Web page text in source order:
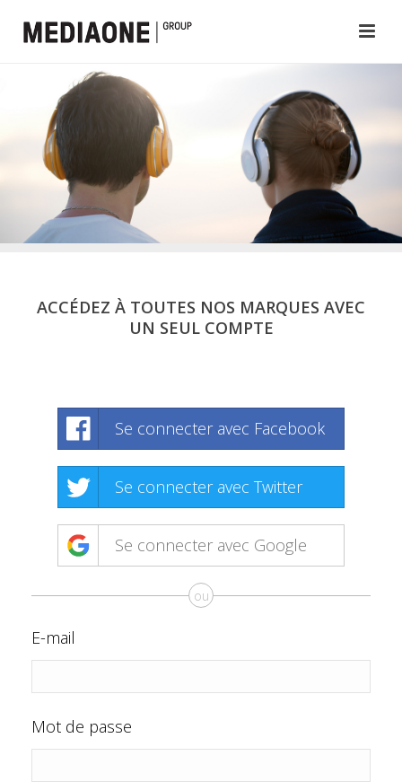
ACCÉDEZ À TOUTES NOS MARQUES AVEC
UN SEUL COMPTE
Se connecter avec Facebook
Se connecter avec Twitter
Se connecter avec Google
ou
E-mail
Mot de passe